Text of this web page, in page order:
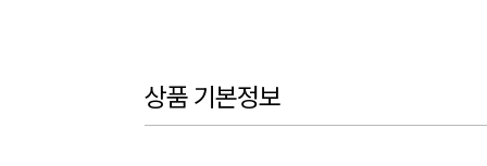
상품 기본정보